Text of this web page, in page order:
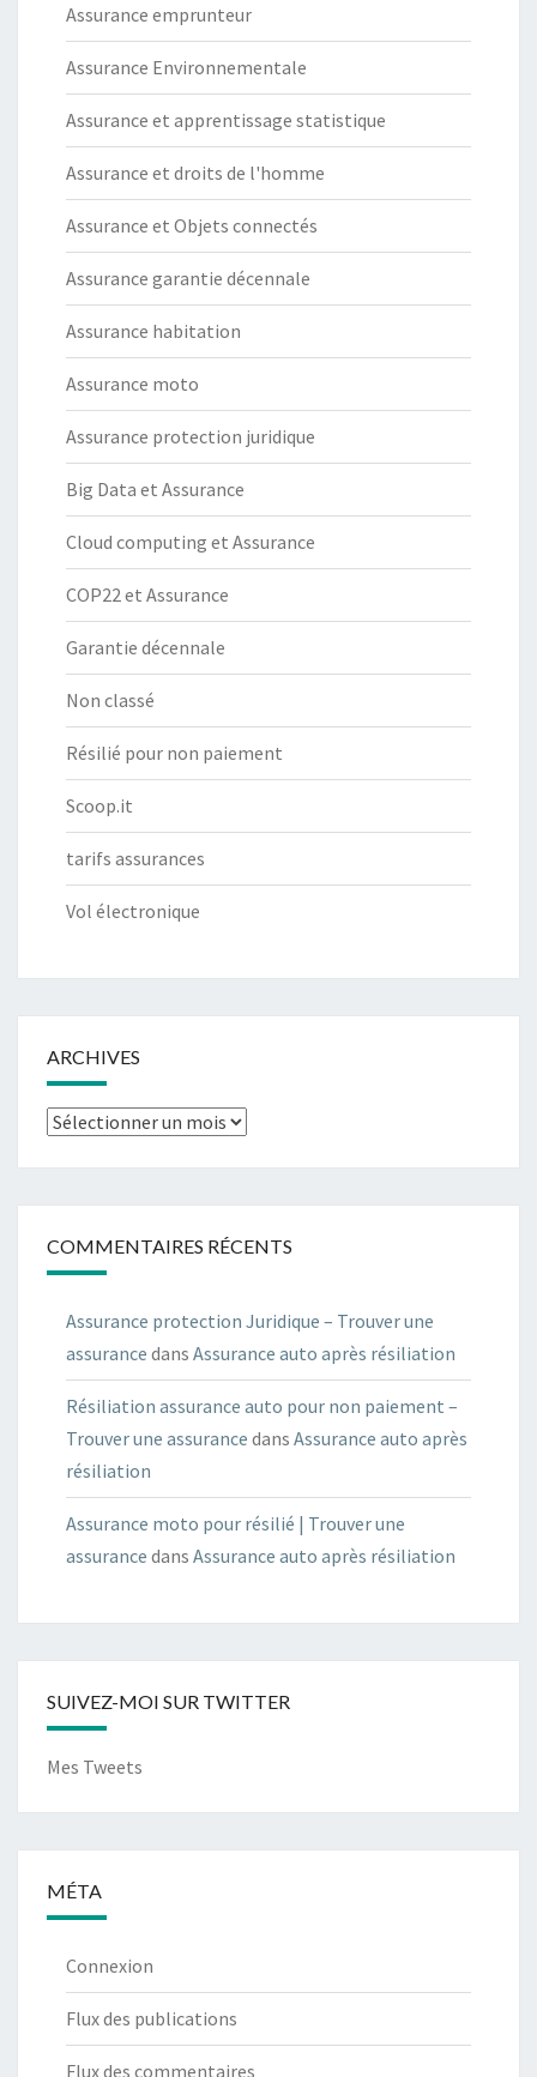
Assurance emprunteur
Assurance Environnementale
Assurance et apprentissage statistique
Assurance et droits de l'homme
Assurance et Objets connectés
Assurance garantie décennale
Assurance habitation
Assurance moto
Assurance protection juridique
Big Data et Assurance
Cloud computing et Assurance
COP22 et Assurance
Garantie décennale
Non classé
Résilié pour non paiement
Scoop.it
tarifs assurances
Vol électronique
ARCHIVES
Archives
COMMENTAIRES RÉCENTS
Assurance protection Juridique – Trouver une
assurance dans Assurance auto après résiliation
Résiliation assurance auto pour non paiement –
Trouver une assurance dans Assurance auto après
résiliation
Assurance moto pour résilié | Trouver une
assurance dans Assurance auto après résiliation
SUIVEZ-MOI SUR TWITTER
Mes Tweets
MÉTA
Connexion
Flux des publications
Flux des commentaires